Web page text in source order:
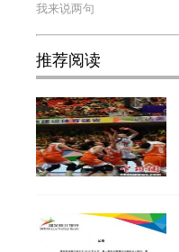
推荐阅读